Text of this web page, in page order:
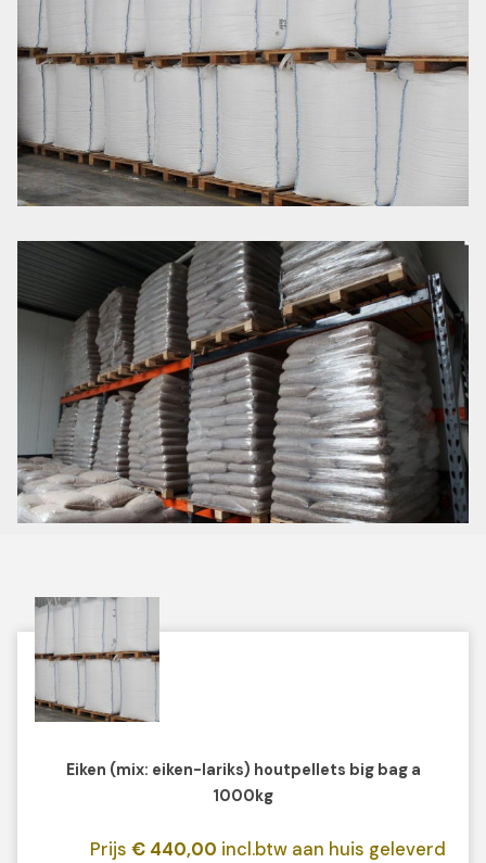
Eiken (mix: eiken-lariks) houtpellets big bag a
1000kg
Prijs € 440,00 incl.btw aan huis geleverd